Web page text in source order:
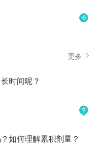
更多
时间呢？
如何理解累积剂量？